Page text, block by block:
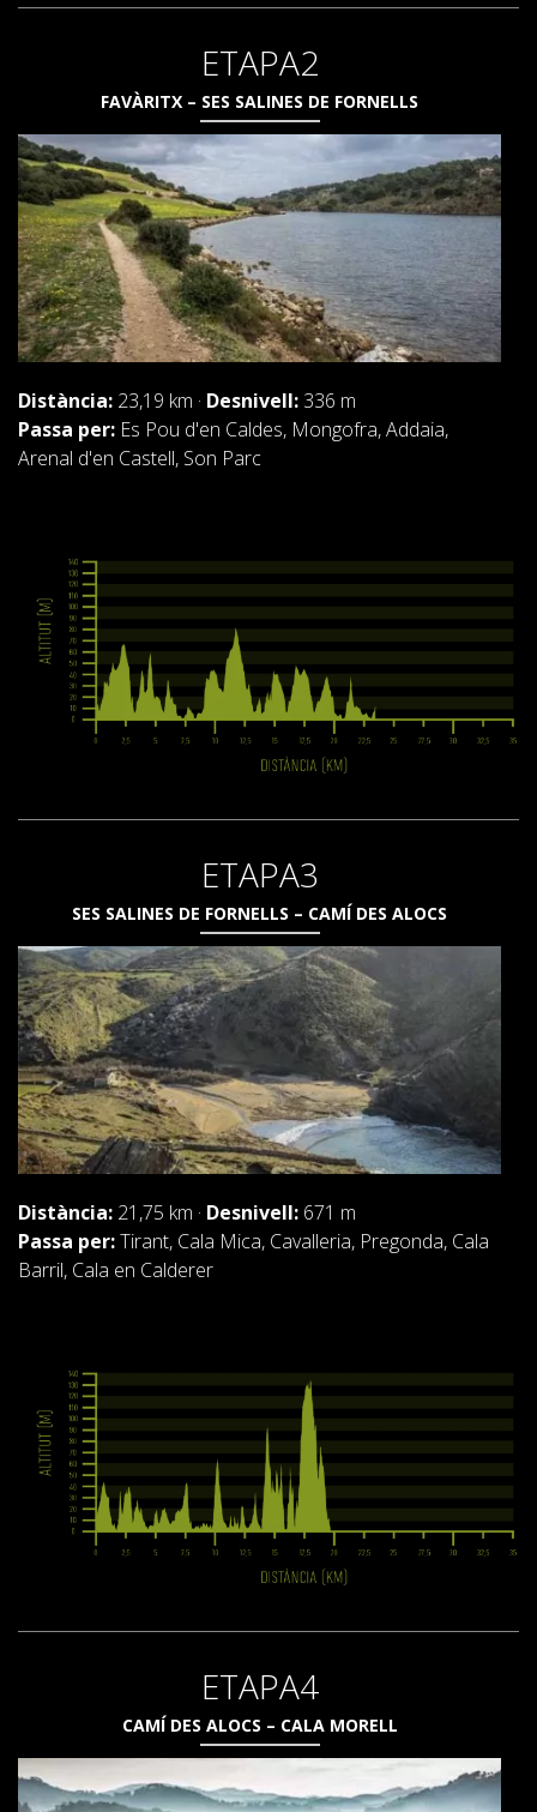
DEUTSCH
ETAPA2
FAVÀRITX – SES SALINES DE FORNELLS
Distància: 23,19 km · Desnivell: 336 m
Passa per: Es Pou d'en Caldes, Mongofra, Addaia,
Arenal d'en Castell, Son Parc
ETAPA3
SES SALINES DE FORNELLS – CAMÍ DES ALOCS
Distància: 21,75 km · Desnivell: 671 m
Passa per:Tirant, Cala Mica, Cavalleria, Pregonda, Cala
Barril, Cala en Calderer
ETAPA4
CAMÍ DES ALOCS – CALA MORELL